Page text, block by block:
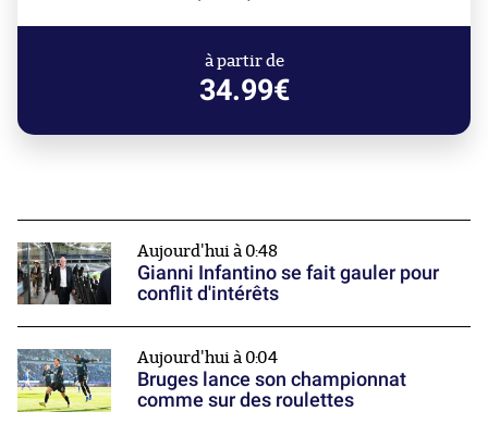
à partir de
34.99€
Aujourd'hui à 0:48
Gianni Infantino se fait gauler pour
conflit d'intérêts
Aujourd'hui à 0:04
Bruges lance son championnat
comme sur des roulettes